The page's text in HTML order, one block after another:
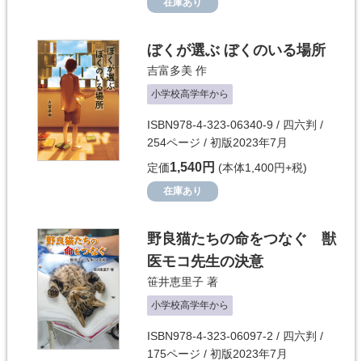
在庫あり
ぼくが選ぶ ぼくのいる場所
吉富多美 作
小学校高学年から
ISBN978-4-323-06340-9 / 四六判 /
254ページ / 初版2023年7月
定価1,540円 (本体1,400円+税)
在庫あり
野良猫たちの命をつなぐ 獣
医モコ先生の決意
笹井恵里子 著
小学校高学年から
ISBN978-4-323-06097-2 / 四六判 /
175ページ / 初版2023年7月